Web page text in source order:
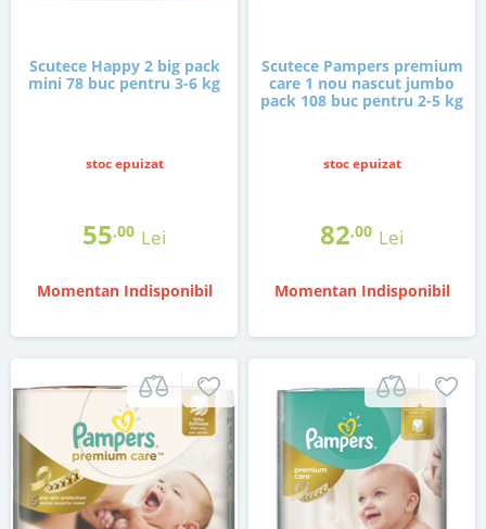
Scutece Happy 2 big pack
mini 78 buc pentru 3-6 kg
stoc epuizat
55,00 Lei
Momentan Indisponibil
Scutece Pampers premium
care 1 nou nascut jumbo
pack 108 buc pentru 2-5 kg
stoc epuizat
82,00 Lei
Momentan Indisponibil